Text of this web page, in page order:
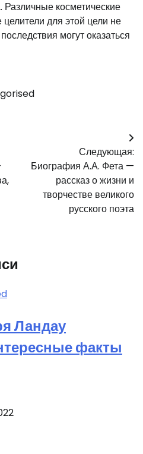
Различные косметические
для этой цели не
могут оказаться
Следующая:
Биография А.А. Фета —
рассказ о жизни и
творчестве великого
русского поэта
Ландау
факты